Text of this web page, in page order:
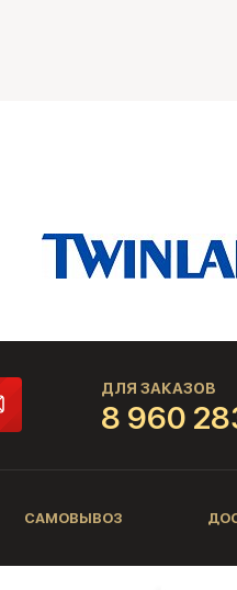
ДЛЯ ЗАКАЗОВ
8 960
САМОВЫВОЗ